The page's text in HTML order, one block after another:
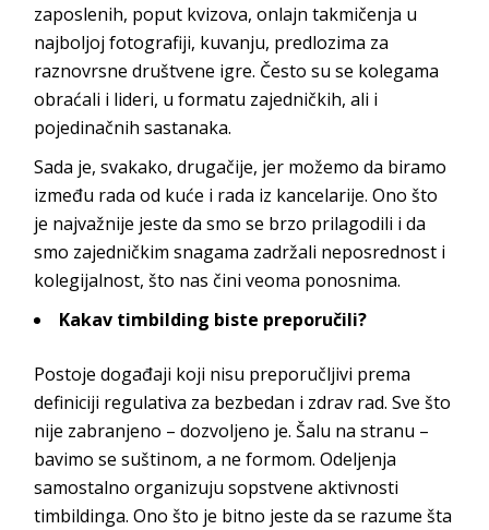
zaposlenih, poput kvizova, onlajn takmičenja u
najboljoj fotografiji, kuvanju, predlozima za
raznovrsne društvene igre. Često su se kolegama
obraćali i lideri, u formatu zajedničkih, ali i
pojedinačnihsastanaka.
Sada je, svakako, drugačije, jer možemo da biramo
između rada od kuće i rada iz kancelarije. Ono što
je najvažnije jeste da smo se brzo prilagodili i da
smo zajedničkim snagama zadržali neposrednost i
kolegijalnost, što nas čini veoma ponosnima.
Kakav timbilding biste preporučili?
Postoje događaji koji nisu preporučljivi prema
definiciji regulativa za bezbedan i zdrav rad. Sve što
nije zabranjeno – dozvoljeno je. Šalu na stranu –
bavimo se suštinom, a ne formom. Odeljenja
samostalno organizuju sopstvene aktivnosti
timbildinga. Ono što je bitno jeste da se razume šta